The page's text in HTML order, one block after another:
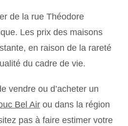
de la rue Théodore
Les prix des maisons
en raison de la rareté
du cadre de vie.
vendre ou d’acheter un
Bel Air ou dans la région
pas à faire estimer votre